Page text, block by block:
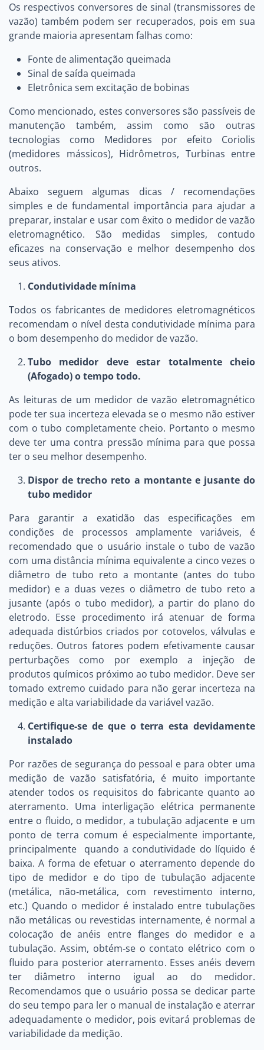
Os respectivos conversores de sinal (transmissores de
vazão) também podem ser recuperados, pois em sua
grande maioria apresentam falhas como:
Fonte de alimentação queimada
Sinal de saída queimada
Eletrônica sem excitação de bobinas
Como mencionado, estes conversores são passíveis de
manutenção também, assim como são outras
tecnologias como Medidores por efeito Coriolis
(medidores mássicos), Hidrômetros, Turbinas entre
outros.
Abaixo seguem algumas dicas / recomendações
simples e de fundamental importância para ajudar a
preparar, instalar e usar com êxito o medidor de vazão
eletromagnético. São medidas simples, contudo
eficazes na conservação e melhor desempenho dos
seus ativos.
Condutividade mínima
Todos os fabricantes de medidores eletromagnéticos
recomendam o nível desta condutividade mínima para
o bom desempenho do medidor de vazão.
Tubo medidor deve estar totalmente cheio
(Afogado) o tempo todo.
As leituras de um medidor de vazão eletromagnético
pode ter sua incerteza elevada se o mesmo não estiver
com o tubo completamente cheio. Portanto o mesmo
deve ter uma contra pressão mínima para que possa
ter o seu melhor desempenho.
Dispor de trecho reto a montante e jusante do
tubo medidor
Para garantir a exatidão das especificações em
condições de processos amplamente variáveis, é
recomendado que o usuário instale o tubo de vazão
com uma distância mínima equivalente a cinco vezes o
diâmetro de tubo reto a montante (antes do tubo
medidor) e a duas vezes o diâmetro de tubo reto a
jusante (após o tubo medidor), a partir do plano do
eletrodo. Esse procedimento irá atenuar de forma
adequada distúrbios criados por cotovelos, válvulas e
reduções. Outros fatores podem efetivamente causar
perturbações como por exemplo a injeção de
produtos químicos próximo ao tubo medidor. Deve ser
tomado extremo cuidado para não gerar incerteza na
medição e alta variabilidade da variável vazão.
Certifique-se de que o terra esta devidamente
instalado
Por razões de segurança do pessoal e para obter uma
medição de vazão satisfatória, é muito importante
atender todos os requisitos do fabricante quanto ao
aterramento. Uma interligação elétrica permanente
entre o fluido, o medidor, a tubulação adjacente e um
ponto de terra comum é especialmente importante,
principalmente quando a condutividade do líquido é
baixa. A forma de efetuar o aterramento depende do
tipo de medidor e do tipo de tubulação adjacente
(metálica, não‐metálica, com revestimento interno,
etc.) Quando o medidor é instalado entre tubulações
não metálicas ou revestidas internamente, é normal a
colocação de anéis entre flanges do medidor e a
tubulação. Assim, obtém‐se o contato elétrico com o
fluido para posterior aterramento. Esses anéis devem
ter diâmetro interno igual ao do medidor.
Recomendamos que o usuário possa se dedicar parte
do seu tempo para ler o manual de instalação e aterrar
adequadamente o medidor, pois evitará problemas de
variabilidade da medição.